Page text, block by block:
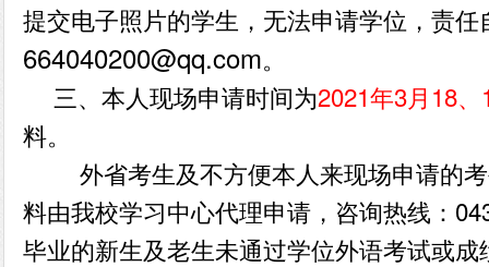
提交电子照片的学生，无法申请学位，责
664040200@qq.com。
三、本人现场申请时间为2021年3月18、
料。
外省考生及不方便本人来现场申请的
料由我校学习中心代理申请，咨询热线：
毕业的新生及老生未通过学位外语考试或